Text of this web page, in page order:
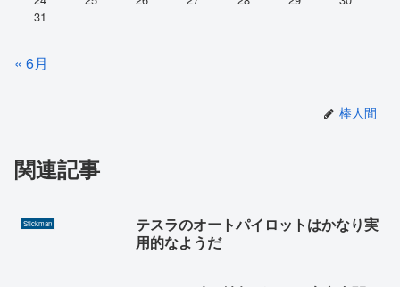
31
« 6月
棒人間
関連記事
Stickman
テスラのオートパイロットはかなり実
用的なようだ